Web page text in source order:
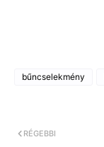
bűncselekmény
RÉGEBBI